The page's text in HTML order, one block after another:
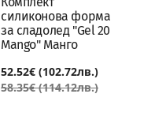
силиконова форма
за сладолед "Gel 20
Mango" Манго
52.52€ (102.72лв.)
58.35€ (114.12лв.)